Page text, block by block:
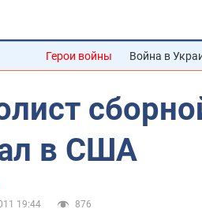
Герои войны Война в
в США
19:44
876